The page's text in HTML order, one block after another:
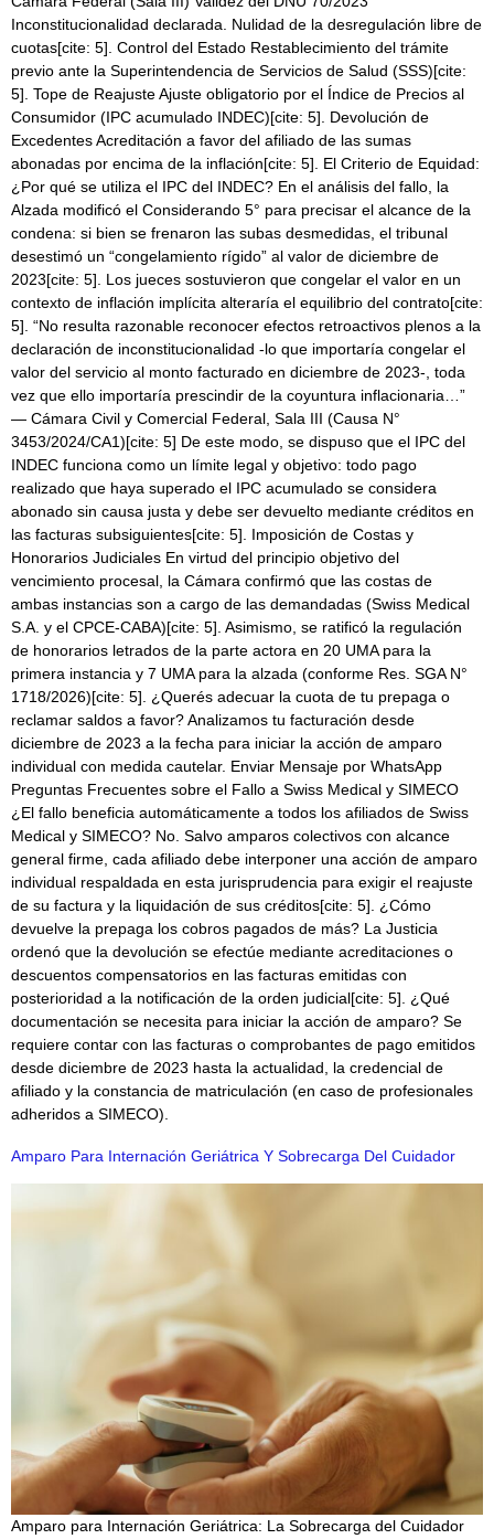
Inconstitucionalidad declarada. Nulidad de la desregulación libre de
cuotas[cite: 5]. Control del Estado Restablecimiento del trámite
previo ante la Superintendencia de Servicios de Salud (SSS)[cite:
5]. Tope de Reajuste Ajuste obligatorio por el Índice de Precios al
Consumidor (IPC acumulado INDEC)[cite: 5]. Devolución de
Excedentes Acreditación a favor del afiliado de las sumas
abonadas por encima de la inflación[cite: 5]. El Criterio de Equidad:
¿Por qué se utiliza el IPC del INDEC? En el análisis del fallo, la
Alzada modificó el Considerando 5° para precisar el alcance de la
condena: si bien se frenaron las subas desmedidas, el tribunal
desestimó un “congelamiento rígido” al valor de diciembre de
2023[cite: 5]. Los jueces sostuvieron que congelar el valor en un
contexto de inflación implícita alteraría el equilibrio del contrato[cite:
5]. “No resulta razonable reconocer efectos retroactivos plenos a la
declaración de inconstitucionalidad -lo que importaría congelar el
valor del servicio al monto facturado en diciembre de 2023-, toda
vez que ello importaría prescindir de la coyuntura inflacionaria…”
— Cámara Civil y Comercial Federal, Sala III (Causa N°
3453/2024/CA1)[cite: 5] De este modo, se dispuso que el IPC del
INDEC funciona como un límite legal y objetivo: todo pago
realizado que haya superado el IPC acumulado se considera
abonado sin causa justa y debe ser devuelto mediante créditos en
las facturas subsiguientes[cite: 5]. Imposición de Costas y
Honorarios Judiciales En virtud del principio objetivo del
vencimiento procesal, la Cámara confirmó que las costas de
ambas instancias son a cargo de las demandadas (Swiss Medical
S.A. y el CPCE-CABA)[cite: 5]. Asimismo, se ratificó la regulación
de honorarios letrados de la parte actora en 20 UMA para la
primera instancia y 7 UMA para la alzada (conforme Res. SGA N°
1718/2026)[cite: 5]. ¿Querés adecuar la cuota de tu prepaga o
reclamar saldos a favor? Analizamos tu facturación desde
diciembre de 2023 a la fecha para iniciar la acción de amparo
individual con medida cautelar. Enviar Mensaje por WhatsApp
Preguntas Frecuentes sobre el Fallo a Swiss Medical y SIMECO
¿El fallo beneficia automáticamente a todos los afiliados de Swiss
Medical y SIMECO? No. Salvo amparos colectivos con alcance
general firme, cada afiliado debe interponer una acción de amparo
individual respaldada en esta jurisprudencia para exigir el reajuste
de su factura y la liquidación de sus créditos[cite: 5]. ¿Cómo
devuelve la prepaga los cobros pagados de más? La Justicia
ordenó que la devolución se efectúe mediante acreditaciones o
descuentos compensatorios en las facturas emitidas con
posterioridad a la notificación de la orden judicial[cite: 5]. ¿Qué
documentación se necesita para iniciar la acción de amparo? Se
requiere contar con las facturas o comprobantes de pago emitidos
desde diciembre de 2023 hasta la actualidad, la credencial de
afiliado y la constancia de matriculación (en caso de profesionales
adheridos a SIMECO).
Amparo Para Internación Geriátrica Y Sobrecarga Del Cuidador
Amparo para Internación Geriátrica: La Sobrecarga del Cuidador